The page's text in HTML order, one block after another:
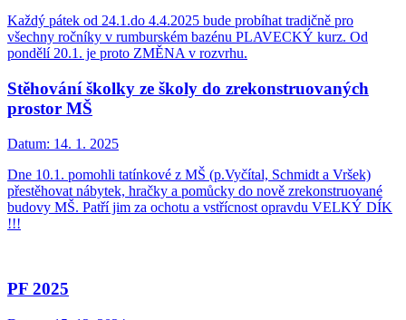
Každý pátek od 24.1.do 4.4.2025 bude probíhat tradičně pro
všechny ročníky v rumburském bazénu PLAVECKÝ kurz. Od
pondělí 20.1. je proto ZMĚNA v rozvrhu.
Stěhování školky ze školy do zrekonstruovaných
prostor MŠ
Datum: 14. 1. 2025
Dne 10.1. pomohli tatínkové z MŠ (p.Vyčítal, Schmidt a Vršek)
přestěhovat nábytek, hračky a pomůcky do nově zrekonstruované
budovy MŠ. Patří jim za ochotu a vstřícnost opravdu VELKÝ DÍK
!!!
PF 2025